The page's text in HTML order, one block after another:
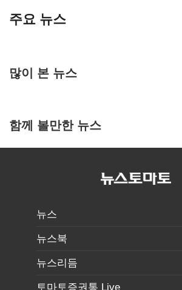
주요 뉴스
많이 본 뉴스
함께 볼만한 뉴스
뉴스
뉴스북
뉴스리듬
토마토증권통 Live